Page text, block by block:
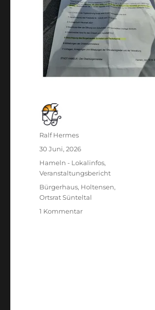
Autor
Ralf Hermes
Veröffentlicht
30 Juni, 2026
Kategorien
Hameln - Lokalinfos,
Veranstaltungsbericht
Schlagwörter
Bürgerhaus, Holtensen,
Ortsrat Sünteltal
1 Kommentarzu